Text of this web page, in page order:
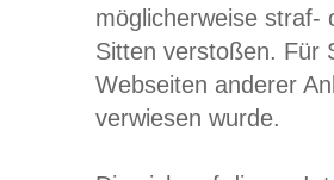
möglicherweise straf-
Sitten verstoßen. Für
Webseiten anderer
verwiesen wurde.